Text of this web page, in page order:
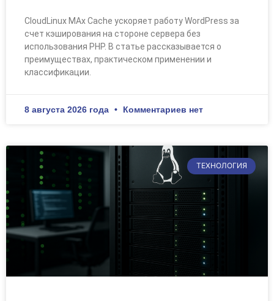
CloudLinux MAx Cache ускоряет работу WordPress за
счет кэширования на стороне сервера без
использования PHP. В статье рассказывается о
преимуществах, практическом применении и
классификации.
8 августа 2026 года Комментариев нет
ТЕХНОЛОГИЯ